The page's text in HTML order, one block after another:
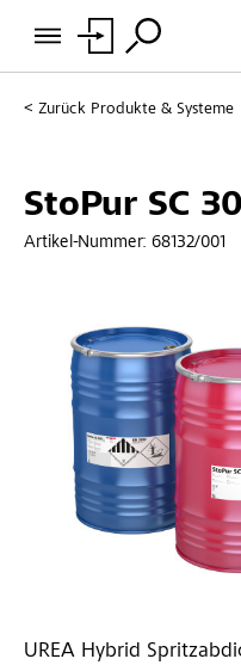
Zurück Produkte & Systeme
StoPur SC
Artikel-Nummer: 68132/001
UREA Hybrid